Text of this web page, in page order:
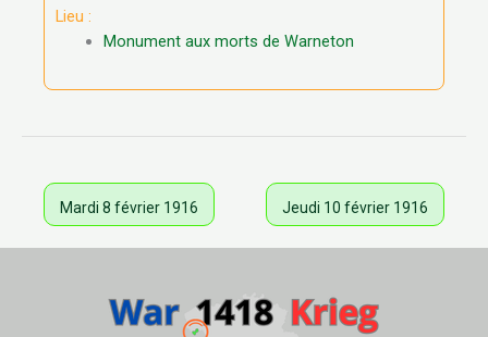
Lieu :
Monument aux morts de Warneton
Mardi 8 février 1916 Jeudi 10 février 1916